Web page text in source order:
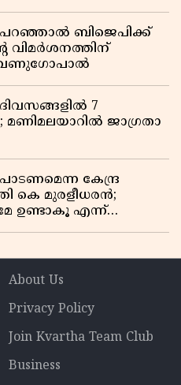
പറഞ്ഞാൽ ബിജെപിക്ക്
വിമർശനത്തിന്
വേണുഗോപാൽ
7
മണിമലയാറിൽ ജാഗ്രതാ
കേന്ദ്ര
കെ മുരളീധരൻ;
ഉണ്ടാകൂ എന്ന്
About Us
Privacy Policy
Join Kvartha Team Club
Business